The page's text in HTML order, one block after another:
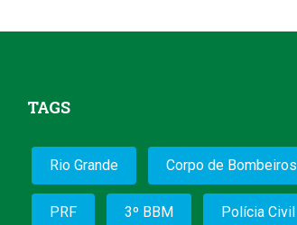
TAGS
Rio Grande Corpo de Bombeiros
PRF 3º BBM Polícia Civil